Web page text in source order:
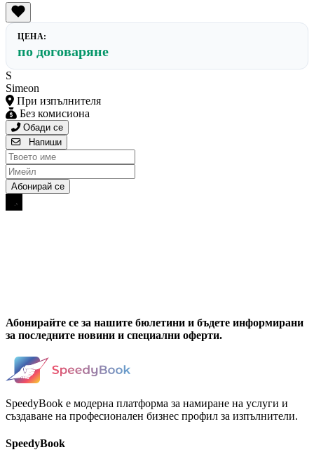
ЦЕНА:
по договаряне
S
Simeon
При изпълнителя
Без комисиона
Обади се
Напиши
Абонирайте се за нашите бюлетини и бъдете информирани
за последните новини и специални оферти.
SpeedyBook е модерна платформа за намиране на услуги и
създаване на професионален бизнес профил за изпълнители.
SpeedyBook